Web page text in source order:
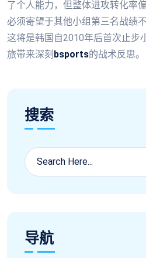
了个人能力，但整体进攻转化率
必须寄望于其他小组第三名战绩
这将是韩国自2010年后首次止步
旅带来深刻 bsports的战术反思。
搜索
导航